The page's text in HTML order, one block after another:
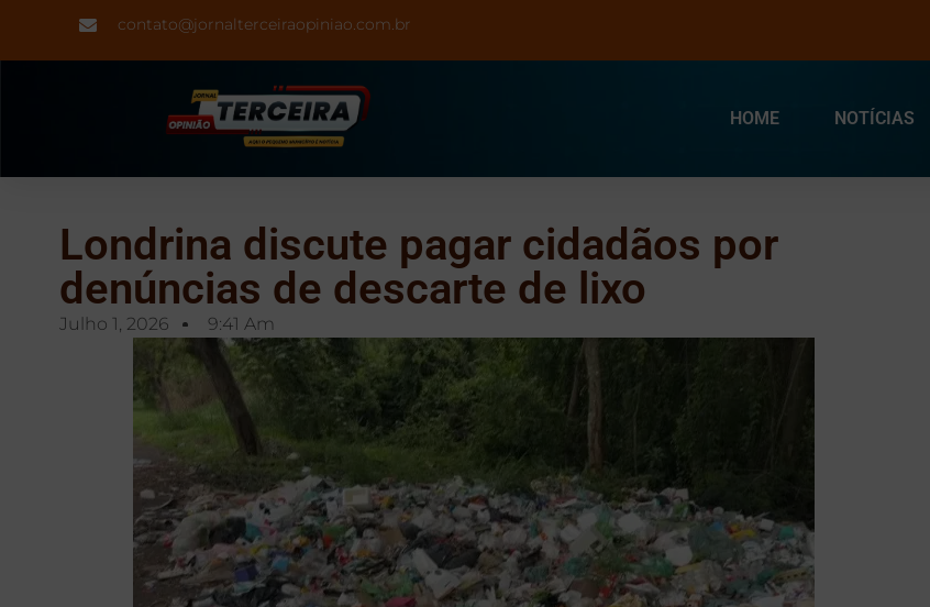
contato@jornalterceiraopiniao.com.br
HOME NOTÍCIAS
Londrina discute pagar cidadãos por
denúncias de descarte de lixo
Julho 1, 2026 9:41 Am